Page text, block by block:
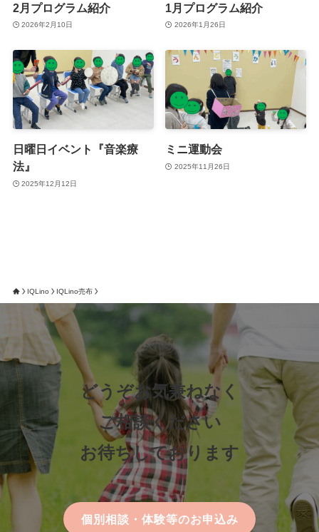
2月プログラム紹介
2026年2月10日
1月プログラム紹介
2026年1月26日
日曜日イベント『音楽療
法』
2025年12月12日
ミニ運動会
2025年11月26日
IQLino IQLino売布
どうぞお気兼ねなく
ご相談ください
お待ちしております
個別相談・体験等のお申込み